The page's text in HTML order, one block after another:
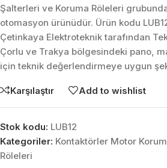
Şalterleri ve Koruma Röleleri
otomasyon ürünüdür. Ürün kodu
Çetinkaya Elektroteknik tarafından
Çorlu ve Trakya bölgesindeki pano,
için teknik değerlendirmeye uygun
Karşılaştır Add to wishlist
Stok kodu: LUB12
Kategoriler: Kontaktörler Motor
Röleleri